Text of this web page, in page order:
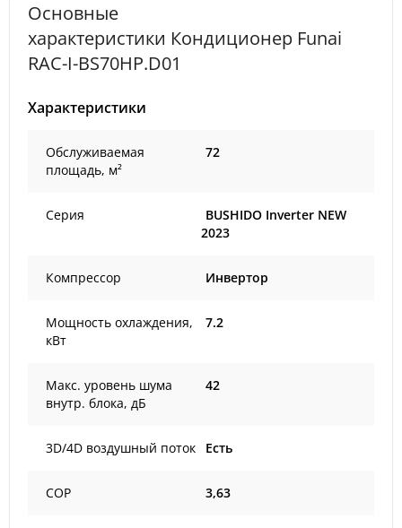
Основные
характеристики Кондиционер Funai
RAC-I-BS70HP.D01
Характеристики
Обслуживаемая
площадь, м²
72
Серия
BUSHIDO Inverter NEW
2023
Компрессор Инвертор
Мощность охлаждения,
кВт
7.2
Макс. уровень шума
внутр. блока, дБ
42
3D/4D воздушный поток Есть
COP 3,63